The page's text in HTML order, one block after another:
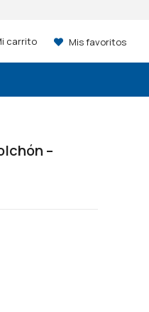
Mis favoritos
–